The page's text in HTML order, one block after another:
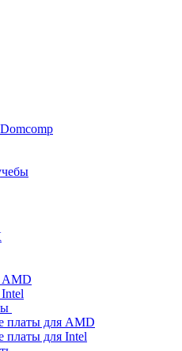
AMD
платы для AMD
платы для Intel